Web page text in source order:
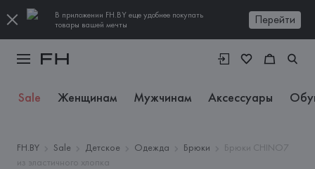
В приложении FH.BY еще удобнее покупать
товары вашей мечты
Перейти
Sale Женщинам Мужчинам Аксессуары
FH.BY Sale Детское Одежда Брюки
Брюки CHINO7
из эластичного хлопка